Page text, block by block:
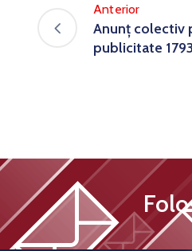
Anterior
Anunț colectiv
publicitate